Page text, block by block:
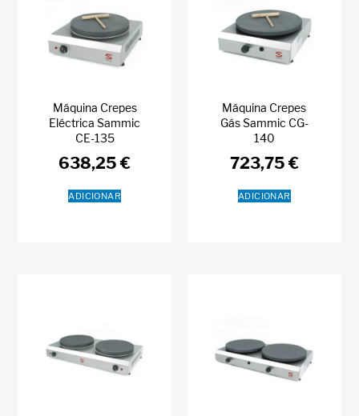
Máquina Crepes
Eléctrica Sammic
CE-135
638,25€
ADICIONAR
Máquina Crepes
Gás Sammic CG-
140
723,75 €
ADICIONAR